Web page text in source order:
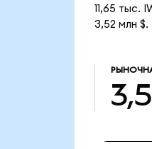
11,65 тыс.
3,52 млн $.